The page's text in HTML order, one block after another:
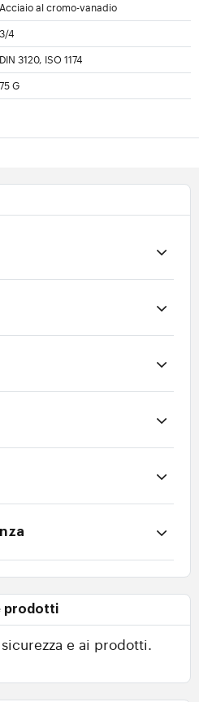
Acciaio al cromo-vanadio
3/4
DIN 3120, ISO 1174
75 G
prodotti
e ai prodotti.